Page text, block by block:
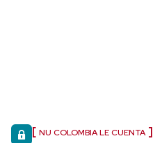
NU COLOMBIA LE CUENTA